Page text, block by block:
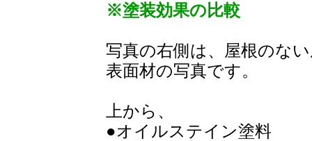
※塗装効果の比較
写真の右側は、屋根のな
表面材の写真です。
上から、
●オイルステイン塗料